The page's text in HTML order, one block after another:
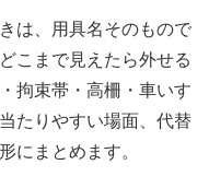
は、用具名そのもので
こまで見えたら外せる
拘束帯・高柵・車いす
たりやすい場面、代替
にまとめます。